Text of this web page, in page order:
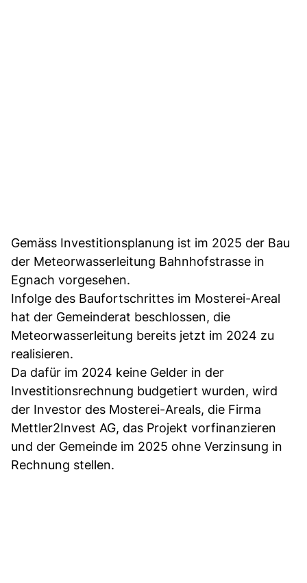
Gemäss Investitionsplanung ist im 2025 der Bau
der Meteorwasserleitung Bahnhofstrasse in
Egnach vorgesehen.
Infolge des Baufortschrittes im Mosterei-Areal
hat der Gemeinderat beschlossen, die
Meteorwasserleitung bereits jetzt im 2024 zu
realisieren.
Da dafür im 2024 keine Gelder in der
Investitionsrechnung budgetiert wurden, wird
der Investor des Mosterei-Areals, die Firma
Mettler2Invest AG, das Projekt vorfinanzieren
und der Gemeinde im 2025 ohne Verzinsung in
Rechnung stellen.